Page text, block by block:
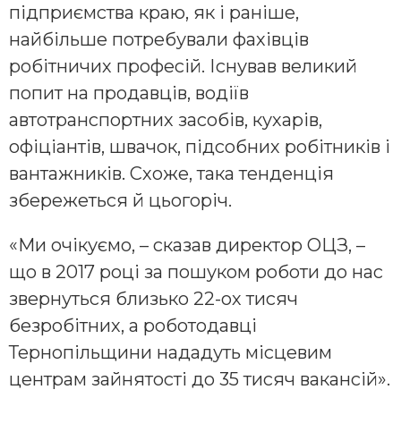
підприємства краю, як і раніше,
найбільше потребували фахівців
робітничих професій. Існував великий
попит на продавців, водіїв
автотранспортних засобів, кухарів,
офіціантів, швачок, підсобних робітників і
вантажників. Схоже, така тенденція
збережеться й цьогоріч.
«Ми очікуємо, – сказав директор ОЦЗ, –
що в 2017 році за пошуком роботи до нас
звернуться близько 22-ох тисяч
безробітних, а роботодавці
Тернопільщини нададуть місцевим
центрам зайнятості до 35 тисяч вакансій».